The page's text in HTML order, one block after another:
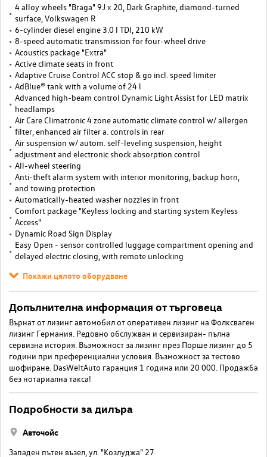
4 alloy wheels "Braga" 9J x 20, Dark Graphite, diamond-turned
surface, Volkswagen R
6-cylinder diesel engine 3.0 l TDI, 210 kW
8-speed automatic transmission for four-wheel drive
Acoustics package "Extra"
Active climate seats in front
Adaptive Cruise Control ACC stop & go incl. speed limiter
AdBlue® tank with a volume of 24 l
Advanced high-beam control Dynamic Light Assist for LED matrix
headlamps
Air Care Climatronic 4 zone automatic climate control w/ allergen
filter, enhanced air filter a. controls in rear
Air suspension w/ autom. self-leveling suspension, height
adjustment and electronic shock absorption control
All-wheel steering
Anti-theft alarm system with interior monitoring, backup horn,
and towing protection
Automatically-heated washer nozzles in front
Comfort package "Keyless locking and starting system Keyless
Access"
Dynamic Road Sign Display
Easy Open - sensor controlled luggage compartment opening and
delayed electric closing, with remote unlocking
Покажи цялото оборудване
Допълнителна информация от търговеца
Върнат от лизинг автомобил от оперативен лизинг на Фолксваген
лизинг Германия. Редовно обслужван и сервизиран- пълна
сервизна история. Възможност за лизинг през Порше лизинг до 5
години при преференциални условия. Възможност за тестово
шофиране. DasWeltAuto гаранция 1 година или 20 000. Продажба
без нотариална такса!
Подробности за дилъра
Авточойс
Западен пътен възел, ул. "Козлуджа" 27